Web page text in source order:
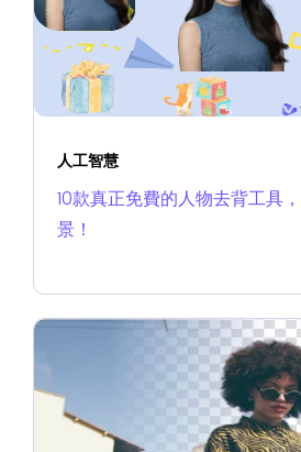
人工智慧
10款真正免費的人物去背工具
景！